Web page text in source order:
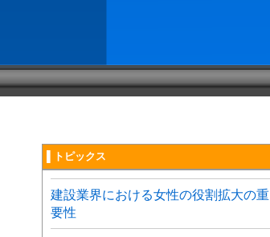
▌トピックス
建設業界における女性の役割拡大の重
要性